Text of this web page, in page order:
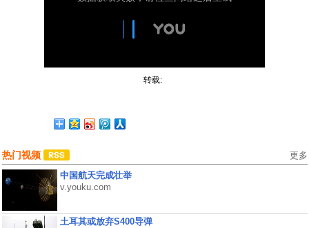
转载:
热门视频 更多
中国航天完成壮举
v.youku.com
土耳其或放弃S400导弹